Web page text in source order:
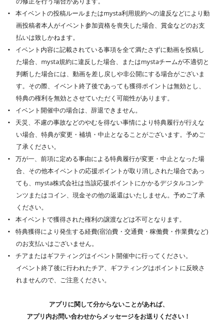
本イベントの投稿ルールまたはmysta利用規約への違反などにより動
画投稿者本人がイベント参加資格を喪失した場合、賞金などのお支
払いは致しかねます。
イベント内容に記載されている事項を全て満たさずに動画を投稿し
た場合、mysta規約に違反した場合、またはmystaチームが不適切と
判断した場合には、動画を差し戻しや非公開にする場合がございま
す。その際、イベント終了後であっても獲得ポイントは無効とし、
特典の権利を無効とさせていただく可能性があります。
イベント開催中の場合は、辞退できません。
天災、不慮の事故などのやむを得ない事情により特典履行が行えな
い場合、特典が変更・補填・中止となることがございます。予めご
了承ください。
万が一、前項に定める事由による特典履行が変更・中止となった場
合、その他本イベントの応援ポイントが取り消しされた場合であっ
ても、mysta株式会社は当該応援ポイントにかかるデジタルコンテ
ンツまたはコイン、現金その他の返還はいたしません。予めご了承
ください。
本イベントで獲得された権利の譲渡などは不可となります。
特典獲得により発生する経費(宿泊費・交通費・稼働費・作業費など)
のお支払いはございません。
チアまたはギフティングはイベント開催中に行ってください。
イベント終了後に行われたチア、ギフティングはポイントに反映さ
れませんので、ご注意ください。
アプリに関して分からないことがあれば、
アプリ内お問い合わせからメッセージをお送りください！